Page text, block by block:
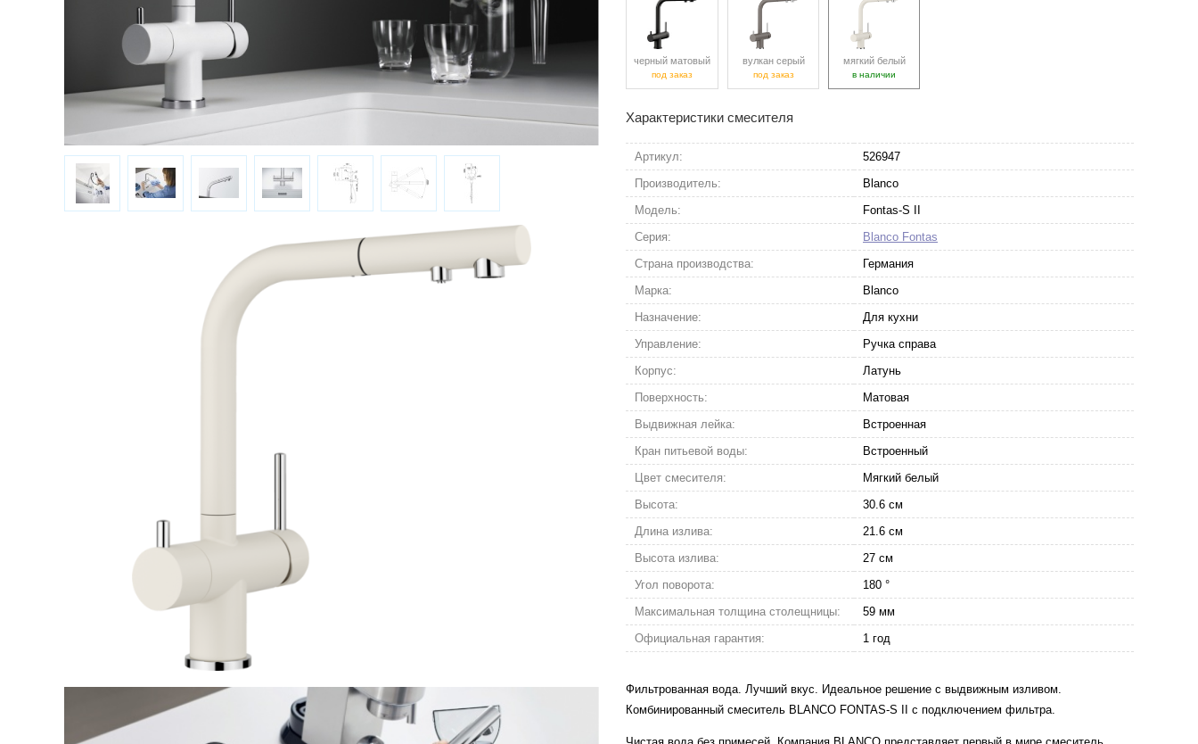
черный матовый
под заказ
вулкан серый
под заказ
мягкий белый
в наличии
Характеристики смесителя
Артикул:
526947
Производитель:
Blanco
Модель:
Fontas-S II
Серия:
Blanco Fontas
Страна производства:
Германия
Марка:
Blanco
Назначение:
Для кухни
Управление:
Ручка справа
Корпус:
Латунь
Поверхность:
Матовая
Выдвижная лейка:
Встроенная
Кран питьевой воды:
Встроенный
Цвет смесителя:
Мягкий белый
Высота:
30.6 см
Длина излива:
21.6 см
Высота излива:
27 см
Угол поворота:
180 °
Максимальная толщина столещницы:
59 мм
Официальная гарантия:
1 год
Фильтрованная вода. Лучший вкус. Идеальное решение с выдвижным изливом.
Комбинированный смеситель BLANCO FONTAS-S II с подключением фильтра.